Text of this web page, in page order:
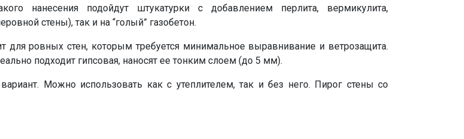
нанесения подойдут штукатурки с добавлением перлита, вермикулита,
стены), так и на “голый” газобетон.
для ровных стен, которым требуется минимальное выравнивание и ветрозащита.
подходит гипсовая, наносят ее тонким слоем (до 5 мм).
Можно использовать как с утеплителем, так и без него. Пирог стены со